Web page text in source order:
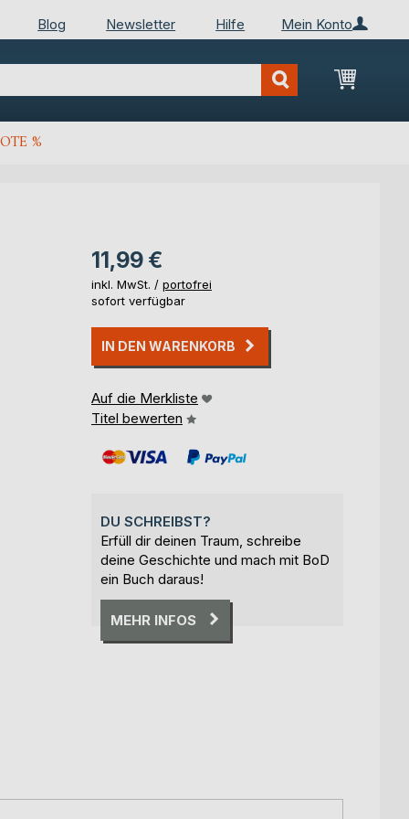
Mein Konto
Blog Newsletter Hilfe
Mein
%
11,99 €
inkl. MwSt. / portofrei
sofort verfügbar
IN DEN WARENKORB
Auf die Merkliste
Titel bewerten
DU SCHREIBST?
Erfüll dir deinen Traum, schreibe
deine Geschichte und mach mit BoD
ein Buch daraus!
MEHR INFOS